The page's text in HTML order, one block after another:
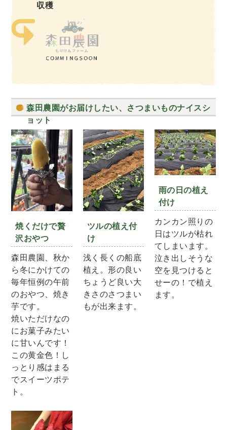
収穫
森田農園がお届けしたい、さつまいものナイスシ
ョット
焼くだけで贅
沢おやつ
森田農園、秋か
ら冬にかけての
毎年恒例の午前
のおやつ、焼き
芋です。
焼いただけなの
にお菓子みたい
に甘いんです！
この黄金色！し
っとり感はまる
でスイーツポテ
ト。
ツルの植え付
け
浅く長くの船底
植え。形の良い
ちょうど良い大
きさのさつまい
もが出来ます。
雨の日の植え
付け
カンカン照りの
日はツルが枯れ
てしまいます。
泣き出しそうな
空を見つけると
せーの！で植え
ます。